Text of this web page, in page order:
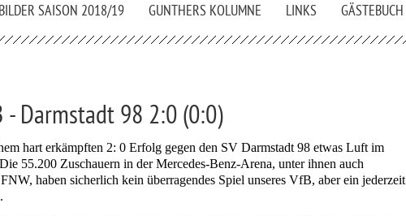
BILDER SAISON 2018/19 GUNTHERS KOLUMNE LINKS GÄSTEBUCH
- Darmstadt 98 2:0 (0:0)
hart erkämpften 2: 0 Erfolg gegen den SV Darmstadt 98 etwas Luft im
55.200 Zuschauern in der Mercedes-Benz-Arena, unter ihnen auch
haben sicherlich kein überragendes Spiel unseres VfB, aber ein jederzeit